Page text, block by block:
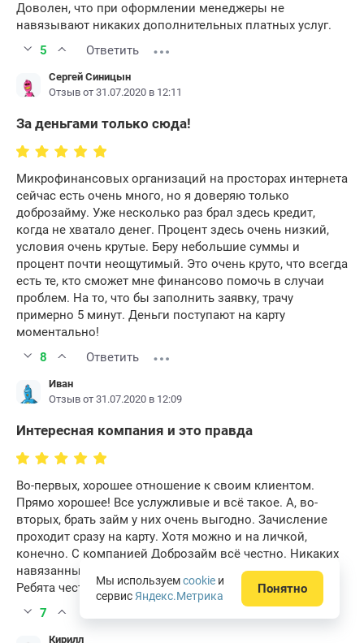
Доволен, что при оформлении менеджеры не
навязывают никаких дополнительных платных услуг.
5
Ответить
Сергей Синицын
Отзыв от 31.07.2020 в 12:11
За деньгами только сюда!
Микрофинансовых организаций на просторах интернета
сейчас есть очень много, но я доверяю только
доброзайму. Уже несколько раз брал здесь кредит,
когда не хватало денег. Процент здесь очень низкий,
условия очень крутые. Беру небольшие суммы и
процент почти неощутимый. Это очень круто, что всегда
есть те, кто сможет мне финансово помочь в случаи
проблем. На то, что бы заполнить заявку, трачу
примерно 5 минут. Деньги поступают на карту
моментально!
8
Ответить
Иван
Отзыв от 31.07.2020 в 12:09
Интересная компания и это правда
Во-первых, хорошее отношение к своим клиентом.
Прямо хорошее! Все услужливые и всё такое. А, во-
вторых, брать займ у них очень выгодно. Зачисление
проходит сразу на карту. Хотя можно и на личкой,
конечно. С компанией Доброзайм всё честно. Никаких
навязанных страховок нет. Буквально прозрачно!
Ребята честные и в этом я уверен.
7
Кирилл
Мы используемcookie и
сервис Яндекс.Метрика Понятно